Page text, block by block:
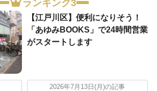
ランキング3
【江戸川区】便利になりそう！
「あゆみBOOKS」で24時間営業
がスタートします
2026年7月13日(月)の記事